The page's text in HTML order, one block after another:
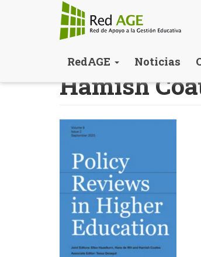
contenido
RedAGE Noticias
Hamish